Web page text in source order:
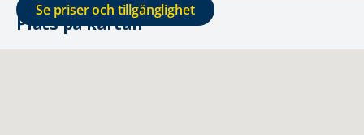
Plats på kartan
Se priser och tillgänglighet